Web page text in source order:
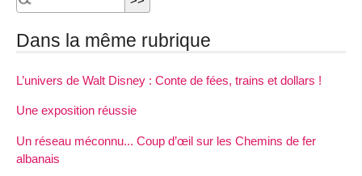
Dans la même rubrique
L’univers de Walt Disney : Conte de fées, trains et dollars !
Une exposition réussie
Un réseau méconnu... Coup d’œil sur les Chemins de fer
albanais